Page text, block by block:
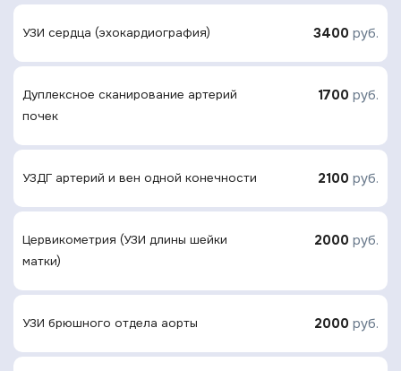
УЗИ сердца (эхокардиография) 3400 руб.
Дуплексное сканирование артерий
почек
1700 руб.
УЗДГ артерий и вен одной конечности 2100 руб.
Цервикометрия (УЗИ длины шейки
матки)
2000 руб.
УЗИ брюшного отдела аорты 2000 руб.